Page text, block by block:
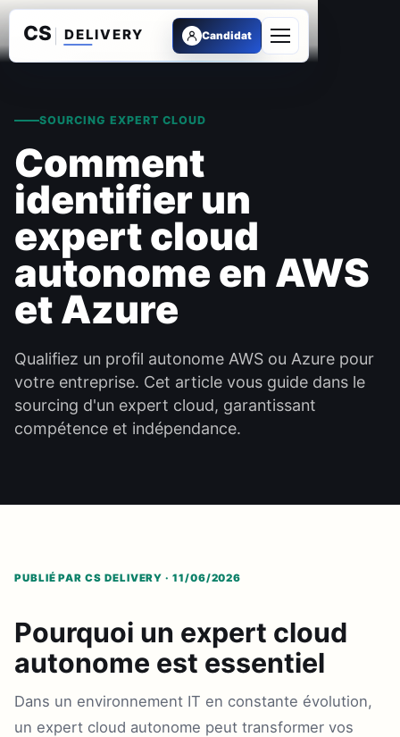
Candidat
Ouvrir le menu
SOURCING EXPERT CLOUD
Comment
identifier un
expert cloud
autonome en AWS
et Azure
Qualifiez un profil autonome AWS ou Azure pour
votre entreprise. Cet article vous guide dans le
sourcing d'un expert cloud, garantissant
compétence et indépendance.
PUBLIÉ PAR CS DELIVERY · 11/06/2026
Pourquoi un expert cloud
autonome est essentiel
Dans un environnement IT en constante évolution,
un expert cloud autonome peut transformer vos